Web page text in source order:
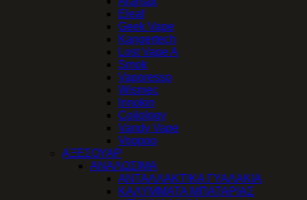
Eleaf
Geek Vape
Kangertech
Lost Vape A
Smok
Vaporesso
Wismec
Innokin
Coilology
Vandy Vape
Voopoo
ΑΞΕΣΟΥΑΡ
ΑΝΑΛΩΣΙΜΑ
ΑΝΤΑΛΛΑΚΤΙΚΑ ΓΥΑΛΑΚΙΑ
ΚΑΛΥΜΜΑΤΑ ΜΠΑΤΑΡΙΑΣ